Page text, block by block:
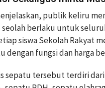
publik keliru
seolah berlaku untuk
siswa Sekolah Rakyat
dengan fungsi dan harga
sepatu tersebut terdiri